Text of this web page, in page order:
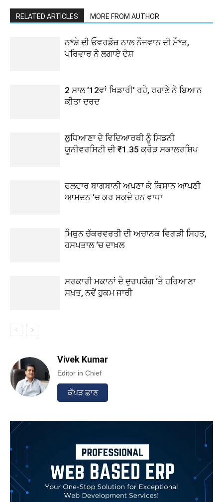
RELATED ARTICLES MORE FROM AUTHOR
ਨ*ਸ਼ੇ ਦੀ ਓਵਰਡੋਜ਼ ਨਾਲ ਨੌਜਵਾਨ ਦੀ ਮੌ*ਤ,
ਪਰਿਵਾਰ ਨੇ ਲਗਾਏ ਦੋਸ਼
2 ਸਾਲ ’12ਵਾਂ ਖਿਡਾਰੀ’ ਰਹੇ, ਰਹਾਣੇ ਨੇ ਬਿਆਨ
ਕੀਤਾ ਦਰਦ
ਲੁਧਿਆਣਾ ਦੇ ਵਿਦਿਆਰਥੀ ਨੂੰ ਸਿਡਨੀ
ਯੂਨੀਵਰਸਿਟੀ ਦੀ ₹1.35 ਕਰੋੜ ਸਕਾਲਰਸ਼ਿਪ
ਫਲਦਾਰ ਬਾਗਬਾਨੀ ਅਪਣਾ ਕੇ ਕਿਸਾਨ ਆਪਣੀ
ਆਮਦਨ ‘ਚ ਕਰ ਸਕਦੇ ਹਨ ਵਾਧਾ
ਮਿਥੁਨ ਚੱਕਰਵਰਤੀ ਦੀ ਅਚਾਨਕ ਵਿਗੜੀ ਸਿਹਤ,
ਹਸਪਤਾਲ ‘ਚ ਦਾਖ਼ਲ
ਸਰਕਾਰੀ ਮਕਾਨਾਂ ਦੇ ਦੁਰਪਯੋਗ ‘ਤੇ ਹਰਿਆਣਾ
ਸਖ਼ਤ, ਨਵੇਂ ਹੁਕਮ ਜਾਰੀ
Vivek Kumar
Editor in Chief
ਕੱਪੜ ਛਾਣ